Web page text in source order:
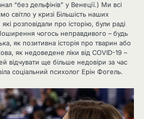
“без дельфінів” у Венеції.) Ми всі
світло у кризі Більшість наших
розповідали про історію, були раді
чогось неправдивого – будь
як позитивна історія про тварин або
як недоведене ліки від COVID-19 –
відчувати ще більше недовіри за час
соціальний психолог Ерін Фогель.